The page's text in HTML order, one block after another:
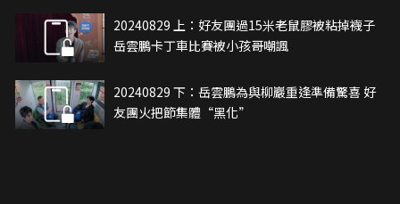
20240829 上：好友團過15米老鼠膠被粘掉襪子
岳雲鵬卡丁車比賽被小孩哥嘲諷
20240829 下：岳雲鵬為與柳巖重逢準備驚喜 好
友團火把節集體“黑化”